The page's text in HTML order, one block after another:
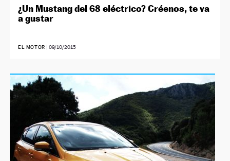
¿Un Mustang del 68 eléctrico? Créenos, te va
a gustar
EL MOTOR | 09/10/2015